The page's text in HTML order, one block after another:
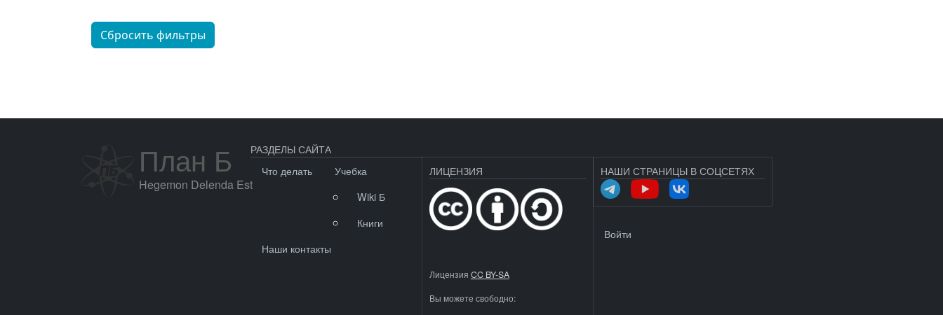
Сбросить фильтры
План Б
Hegemon Delenda Est
РАЗДЕЛЫ САЙТА
Что делать
Учебка
Wiki Б
Книги
Наши контакты
ЛИЦЕНЗИЯ
Лицензия CC BY-SA
Вы можете свободно:
НАШИ СТРАНИЦЫ В СОЦСЕТЯХ
Войти